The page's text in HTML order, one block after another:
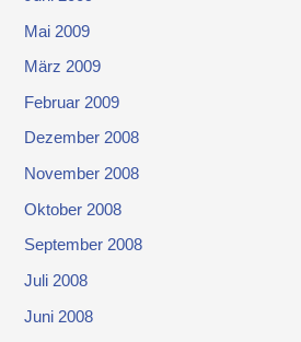
Mai 2009
März 2009
Februar 2009
Dezember 2008
November 2008
Oktober 2008
September 2008
Juli 2008
Juni 2008